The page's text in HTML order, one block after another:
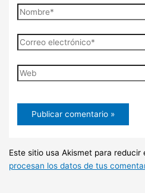
Nombre*
Correo
electrónico*
Web
Este sitio usa Akismet para reducir
procesan los datos de tus